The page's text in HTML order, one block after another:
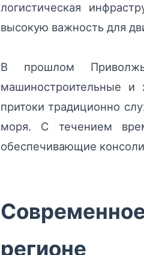
логистическая
высокую важность для
В прошлом
машиностроительные и
притоки традиционно
моря. С течением
обеспечивающие
регионе